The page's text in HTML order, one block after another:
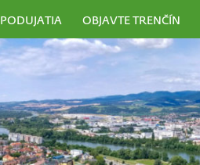
PODUJATIA OBJAVTE TRENČÍN